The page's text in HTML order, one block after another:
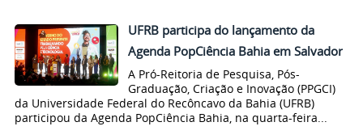
UFRB participa do lançamento da
Agenda PopCiência Bahia em Salvador
A Pró-Reitoria de Pesquisa, Pós-
Graduação, Criação e Inovação (PPGCI)
da Universidade Federal do Recôncavo da Bahia (UFRB)
participou da Agenda PopCiência Bahia, na quarta-feira...